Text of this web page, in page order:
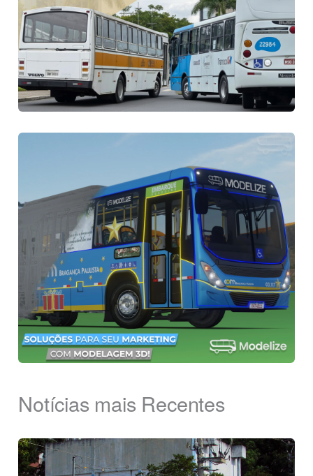
Notícias mais Recentes